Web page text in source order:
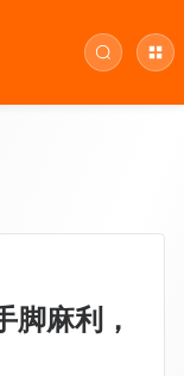
脚麻利，